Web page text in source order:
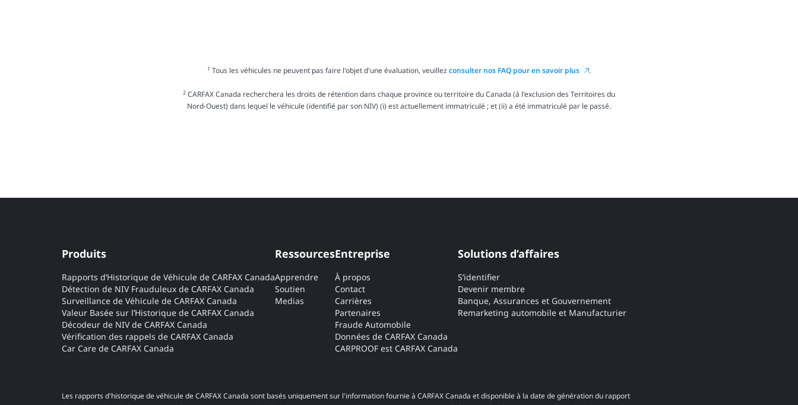
1 Tous les véhicules ne peuvent pas faire l'objet d'une évaluation, veuillezconsulter nos FAQ pour en savoir plus .
2CARFAX Canada recherchera les droits de rétention dans chaque province ou territoire du Canada (à l'exclusion des Territoires du
Nord-Ouest) dans lequel le véhicule (identifié par son NIV) (i) est actuellement immatriculé ; et (ii) a été immatriculé par le passé.
Produits
Rapports d’Historique de Véhicule de CARFAX Canada
Détection de NIV Frauduleux de CARFAX Canada
Surveillance de Véhicule de CARFAX Canada
Valeur Basée sur l’Historique de CARFAX Canada
Décodeur de NIV de CARFAX Canada
Vérification des rappels de CARFAX Canada
Car Care de CARFAX Canada
Ressources
Apprendre
Soutien
Medias
Entreprise
À propos
Contact
Carrières
Partenaires
Fraude Automobile
Données de CARFAX Canada
CARPROOF est CARFAX Canada
Solutions d’affaires
S’identifier
Devenir membre
Banque, Assurances et Gouvernement
Remarketing automobile et Manufacturier
Les rapports d'historique de véhicule de CARFAX Canada sont basés uniquement sur l'information fournie à CARFAX Canada et disponible à la date de génération du rapport